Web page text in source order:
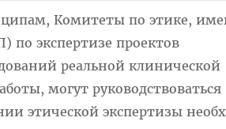
Комитеты по этике,
по экспертизе проектов
реальной клинической
могут руководствоваться
этической экспертизы